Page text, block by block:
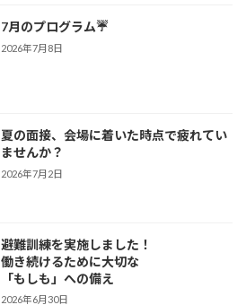
7月のプログラム☔
2026年7月8日
夏の面接、会場に着いた時点で疲れてい
ませんか？
2026年7月2日
避難訓練を実施しました！
働き続けるために大切な
「もしも」への備え
2026年6月30日